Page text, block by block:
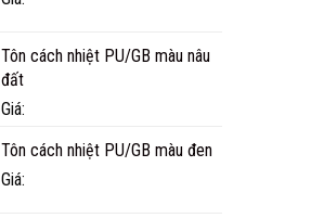
Tôn cách nhiệt PU/GB màu nâu
đất
Giá:
Tôn cách nhiệt PU/GB màu đen
Giá: